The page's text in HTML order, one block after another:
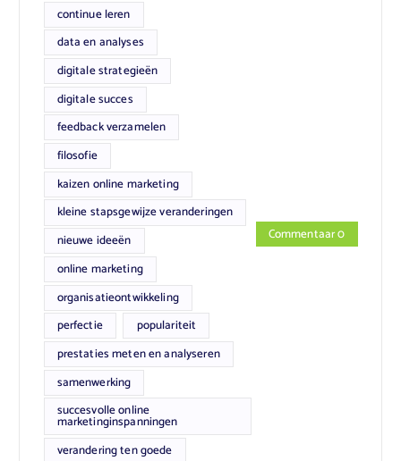
continue leren
data en analyses
digitale strategieën
digitale succes
feedback verzamelen
filosofie
kaizen online marketing
kleine stapsgewijze veranderingen
nieuwe ideeën
online marketing
organisatieontwikkeling
perfectie
populariteit
prestaties meten en analyseren
samenwerking
succesvolle online
marketinginspanningen
verandering ten goede
Commentaar 0